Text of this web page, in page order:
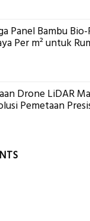
Panel Bambu
Per m² untuk
Drone LiDAR
Pemetaan